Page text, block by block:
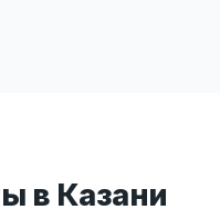
в Казани